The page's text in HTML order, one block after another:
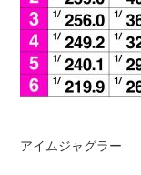
アイムジャグラー